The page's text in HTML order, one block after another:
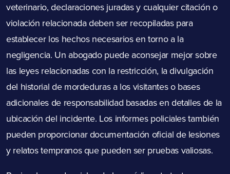
veterinario, declaraciones juradas y cualquier citación o
violación relacionada deben ser recopiladas para
establecer los hechos necesarios en torno a la
negligencia. Un abogado puede aconsejar mejor sobre
las leyes relacionadas con la restricción, la divulgación
del historial de mordeduras a los visitantes o bases
adicionales de responsabilidad basadas en detalles de la
ubicación del incidente. Los informes policiales también
pueden proporcionar documentación oficial de lesiones
y relatos tempranos que pueden ser pruebas valiosas.